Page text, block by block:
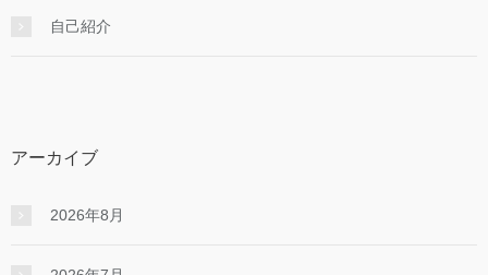
自己紹介
アーカイブ
2026年8月